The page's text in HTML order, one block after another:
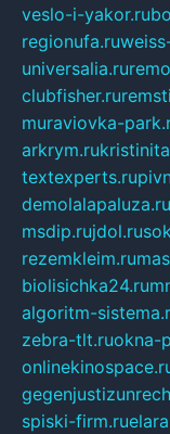
veslo-i-yakor.ru
regionufa.ru
universalia.ru
clubfisher.ru
muraviovka-
arkrym.ru
textexperts.ru
demolalapaluza.ru
msdip.rujdol.ru
rezemkleim.ru
biolisichka24.ru
algoritm-
zebra-tlt.ruokna-
spiski-firm.ru